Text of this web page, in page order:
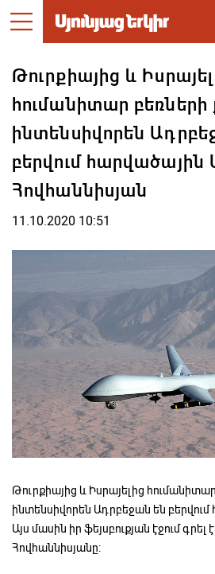
Թուրքիայից և
հումանիտար
ինտենսիվորեն
բերվում հարվածային
Հովհաննիսյան
11.10.2020 10:51
Թուրքիայից և Իսրայելից
ինտենսիվորեն Ադրբեջան են
Այս մասին իր ֆեյսբուքյան էջում գրել
Հովհաննիսյանը։